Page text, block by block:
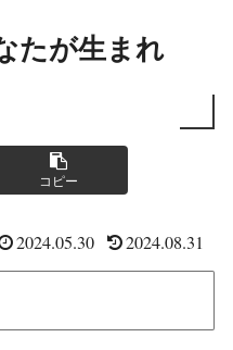
たが生まれ
コピー
2024.05.30 2024.08.31